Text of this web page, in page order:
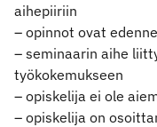
aihepiiriin
– opinnot ovat
– seminaarin aihe
työkokemukseen
– opiskelija ei ole
– opiskelija on